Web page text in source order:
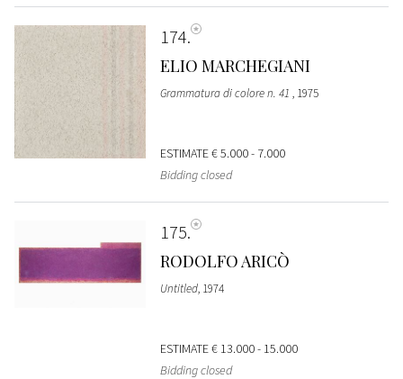
174
ELIO MARCHEGIANI
Grammatura di colore n. 41 , 1975
ESTIMATE€ 5.000 - 7.000
Bidding closed
175
RODOLFO ARICÒ
Untitled, 1974
ESTIMATE€ 13.000 - 15.000
Bidding closed